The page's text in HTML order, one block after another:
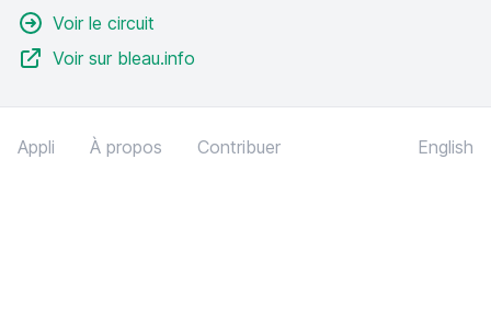
Voir le circuit
Voir sur bleau.info
Appli À propos Contribuer English